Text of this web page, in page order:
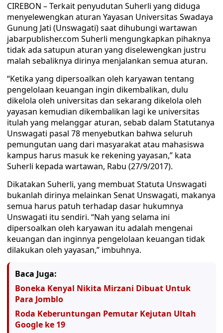
CIREBON – Terkait penyudutan Suherli yang diduga
menyelewengkan aturan Yayasan Universitas Swadaya
Gunung Jati (Unswagati) saat dihubungi wartawan
jabarpublisher.com Suherli mengungkapkan pihaknya
tidak ada satupun aturan yang diselewengkan justru
malah sebaliknya dirinya menjalankan semua aturan.
“Ketika yang dipersoalkan oleh karyawan tentang
pengelolaan keuangan ingin dikembalikan, dulu
dikelola oleh universitas dan sekarang dikelola oleh
yayasan kemudian dikembalikan lagi ke universitas
itulah yang melanggar aturan, sebab dalam Statutanya
Unswagati pasal 78 menyebutkan bahwa seluruh
pemungutan uang dari masyarakat atau mahasiswa
kampus harus masuk ke rekening yayasan,” kata
Suherli kepada wartawan, Rabu (27/9/2017).
Dikatakan Suherli, yang membuat Statuta Unswagati
bukanlah dirinya melainkan Senat Unswagati, makanya
semua harus patuh terhadap dasar hukumnya
Unswagati itu sendiri. “Nah yang selama ini
dipersoalkan oleh karyawan itu adalah mengenai
keuangan dan inginnya pengelolaan keuangan tidak
dilakukan oleh yayasan,” imbuhnya.
Baca Juga:
Boneka Kenyal Nikita Mirzani Dibuat Untuk
Para Jomblo
Roda Keberuntungan Pemutar Kejutan Ultah
Google ke 19